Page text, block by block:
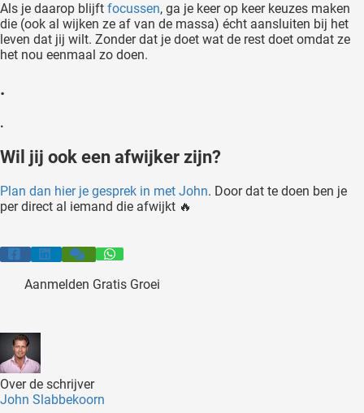
Als je daarop blijft focussen, ga je keer op keer keuzes maken
die (ook al wijken ze af van de massa) écht aansluiten bij het
leven dat jij wilt. Zonder dat je doet wat de rest doet omdat ze
het nou eenmaal zo doen.
.
.
Wil jij ook een afwijker zijn?
Plan dan hier je gesprek in met John. Door dat te doen ben je
per direct al iemand die afwijkt 🔥
Aanmelden Gratis Groei
Over de schrijver
John Slabbekoorn